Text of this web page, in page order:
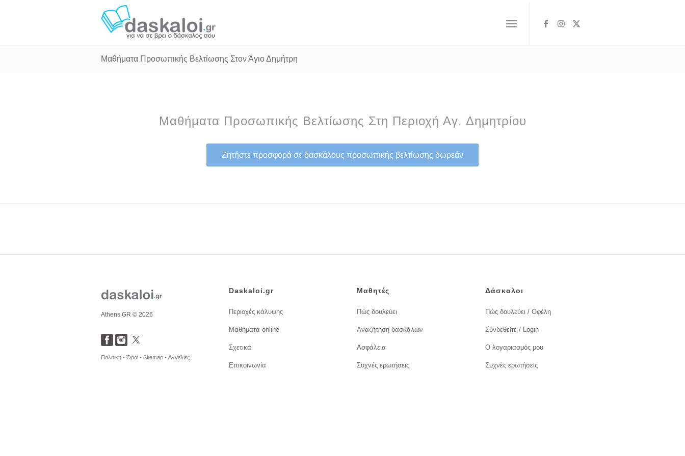
Μαθήματα Προσωπικής Βελτίωσης Στον Άγιο Δημήτρη
Μαθήματα Προσωπικής Βελτίωσης Στη Περιοχή Αγ. Δημητρίου
Ζητήστε προσφορά σε δασκάλους προσωπικής βελτίωσης δωρεάν
Athens GR © 2026
Πολιτική •Όροι • Sitemap • Αγγελίες
Daskaloi.gr
Περιοχές κάλυψης
Μαθήματα online
Σχετικά
Επικοινωνία
Μαθητές
Πώς δουλεύει
Αναζήτηση δασκάλων
Ασφάλεια
Συχνές ερωτήσεις
Δάσκαλοι
Πώς δουλεύει / Οφέλη
Συνδεθείτε / Login
Ο λογαριασμός μου
Συχνές ερωτήσεις